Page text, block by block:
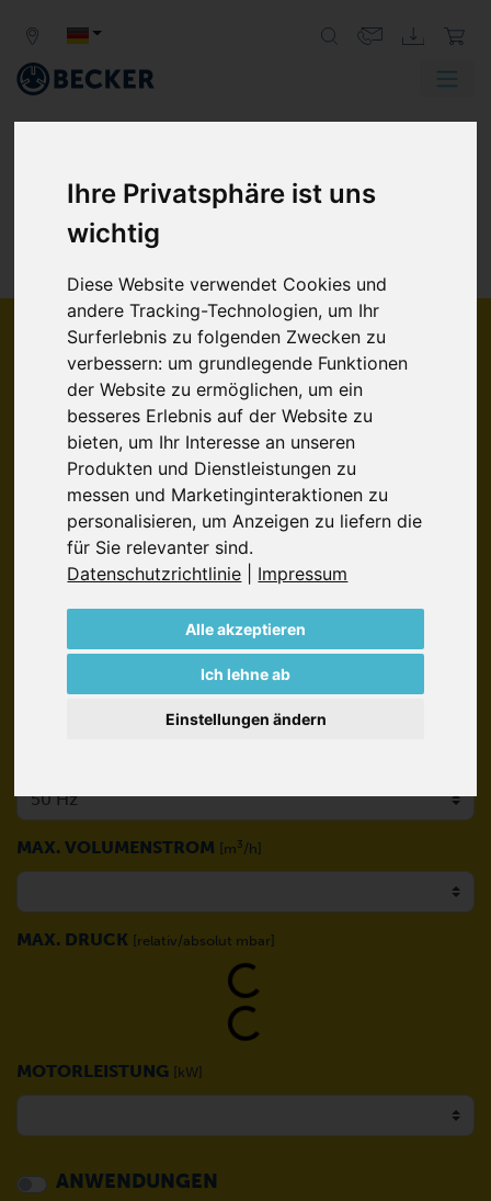
Ihre Privatsphäre ist uns
wichtig
Diese Website verwendet Cookies und
andere Tracking-Technologien, um Ihr
Surferlebnis zu folgenden Zwecken zu
verbessern: um grundlegende Funktionen
der Website zu ermöglichen, um ein
besseres Erlebnis auf der Website zu
bieten, um Ihr Interesse an unseren
Produkten und Dienstleistungen zu
messen und Marketinginteraktionen zu
personalisieren, um Anzeigen zu liefern die
für Sie relevanter sind.
Datenschutzrichtlinie
Impressum
Alle akzeptieren
Ich lehne ab
Einstellungen ändern
PUMPEN
BETRIEBSART
Vakuumpumpen
Verdichter
Druck-/Vakuumpumpen
WIRKPRINZIP
Loading...
Technologien
Standardpumpen
MAX. VOLUMENSTROM [m3/h]
MAX. DRUCK [relativ/absolut mbar]
Loading...
Loading...
MOTORLEISTUNG [kW]
ANWENDUNGEN